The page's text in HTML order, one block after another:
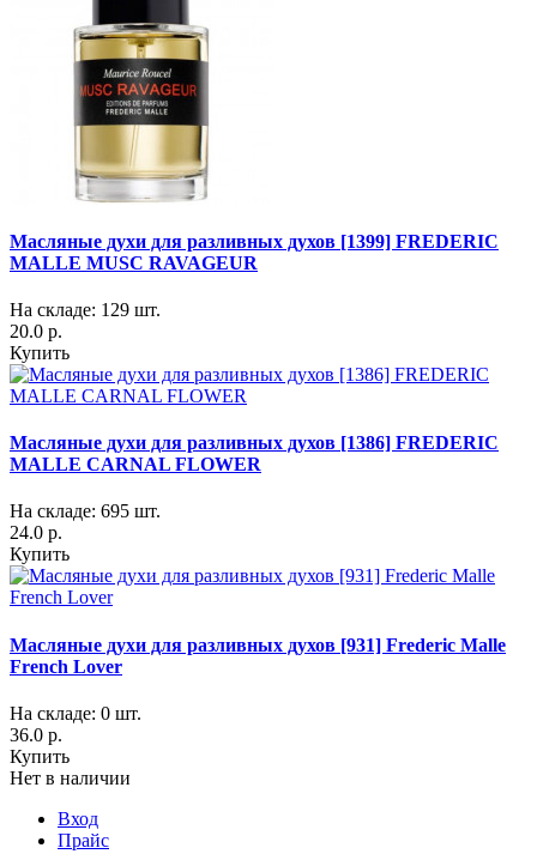
Масляные духи для разливных духов [1399] FREDERIC
MALLE MUSC RAVAGEUR
На складе: 129 шт.
20.0 р.
Купить
Масляные духи для разливных духов [1386] FREDERIC
MALLE CARNAL FLOWER
На складе: 695 шт.
24.0 р.
Купить
Масляные духи для разливных духов [931] Frederic Malle
French Lover
На складе: 0 шт.
36.0 р.
Купить
Нет в наличии
Вход
Прайс